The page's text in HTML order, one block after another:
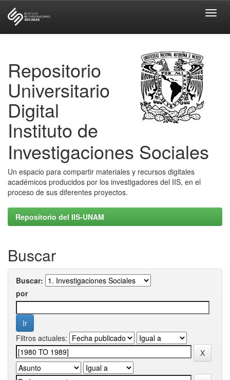
Repositorio
Universitario
Digital
Instituto de
Investigaciones Sociales
Un espacio para compartir materiales y recursos digitales
académicos producidos por los investigadores del IIS, en el
proceso de sus diferentes proyectos.
Repositorio del IIS-UNAM
Buscar
Buscar:
por
Filtros actuales: